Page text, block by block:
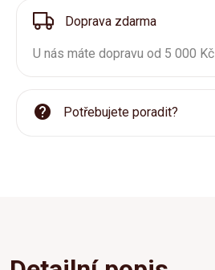
Doprava zdarma
U nás máte dopravu od 5 000 Kč
Potřebujete poradit?